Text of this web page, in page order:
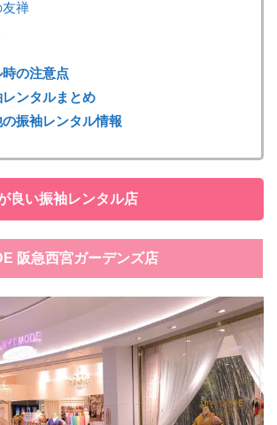
禅
の注意点
ンタルまとめ
振袖レンタル情報
良い振袖レンタル店
阪急西宮ガーデンズ店